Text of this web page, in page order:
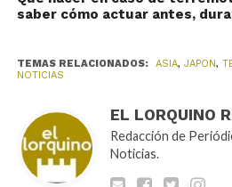
saber cómo actuar antes,
TEMAS RELACIONADOS: ASIA, JAPON,
NOTICIAS
EL LORQUINO
Redacción de
Noticias.